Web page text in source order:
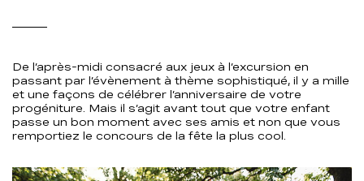
fête
soit
belle
–
BCBE
De l’après-midi consacré aux jeux à l’excursion en
passant par l’évènement à thème sophistiqué, il y a mille
et une façons de célébrer l’anniversaire de votre
progéniture. Mais il s’agit avant tout que votre enfant
passe un bon moment avec ses amis et non que vous
remportiez le concours de la fête la plus cool.